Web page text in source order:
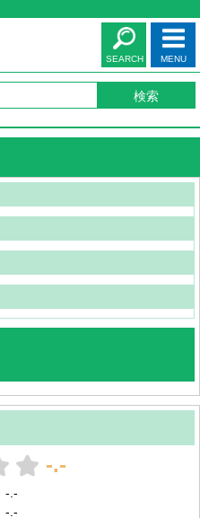
SEARCH MENU
-.-
-.-
-.-